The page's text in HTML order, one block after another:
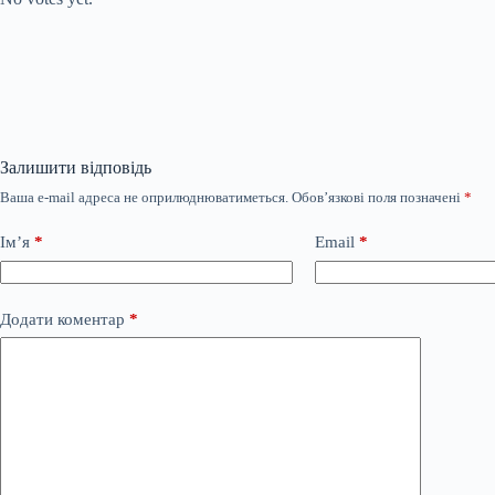
Залишити відповідь
Ваша e-mail адреса не оприлюднюватиметься. Обов’язкові поля позначені *
Ім’я * Email *
Додати коментар *